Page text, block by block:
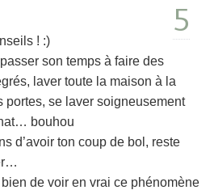
5
! :)
son temps à faire des
laver toute la maison à la
portes, se laver soigneusement
bouhou
d’avoir ton coup de bol, reste
de voir en vrai ce phénomène